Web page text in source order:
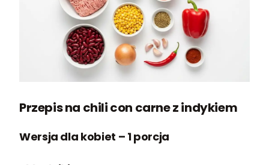
Przepis na chili con carne z indykiem
Wersja dla kobiet – 1 porcja